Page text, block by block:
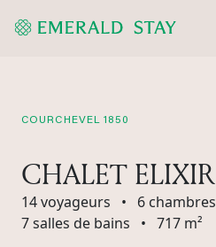
COURCHEVEL 1850
CHALET ELIXIR
14 voyageurs • 6 chambres
7 salles de bains
• 717 m²